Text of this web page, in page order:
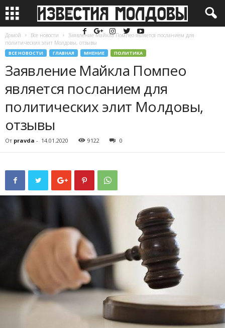
Домой Все новости
Заявление Майкла Помпео является посланием для
политических элит Молдовы, отзывы
ВСЕ НОВОСТИ ГЛАВНАЯ МНЕНИЕ ПОЛИТИКА
Заявление Майкла Помпео
является посланием для
политических элит Молдовы,
отзывы
От pravda - 14.01.2020 9122 0